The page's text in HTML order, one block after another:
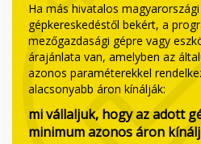
Ha más hivatalos
gépkereskedéstől bekért, a
mezőgazdasági gépre vagy
árajánlata van, amelyben az
azonos paraméterekkel
alacsonyabb áron kínálják:
mi vállaljuk, hogy az adott
minimum azonos áron